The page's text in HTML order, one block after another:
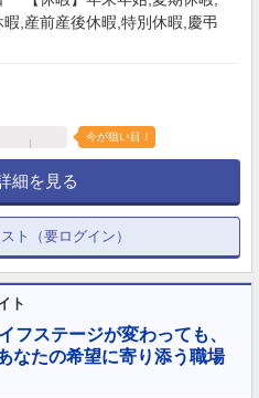
,産前産後休暇,特別休暇,慶弔
今が狙い目！
細を見る
ト（要ログイン）
ト
ステージが変わっても、
なたの希望に寄り添う職場